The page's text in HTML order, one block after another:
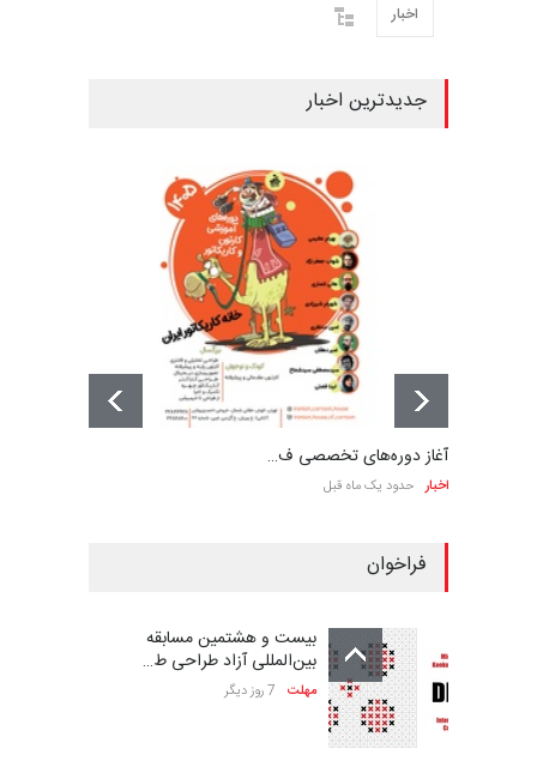
اخبار
جدیدترین اخبار
آغاز دوره‌های تخصصی ف…
اخبار حدود یک ماه قبل
فراخوان
بیست و هشتمین مسابقه
بین‌المللی آزاد طراحی ط…
مهلت 7 روز دیگر